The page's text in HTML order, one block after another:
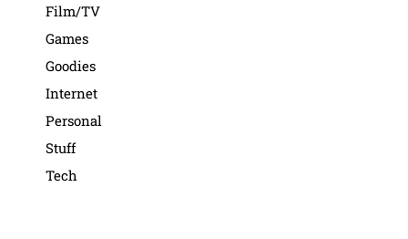
Film/TV
Games
Goodies
Internet
Personal
Stuff
Tech